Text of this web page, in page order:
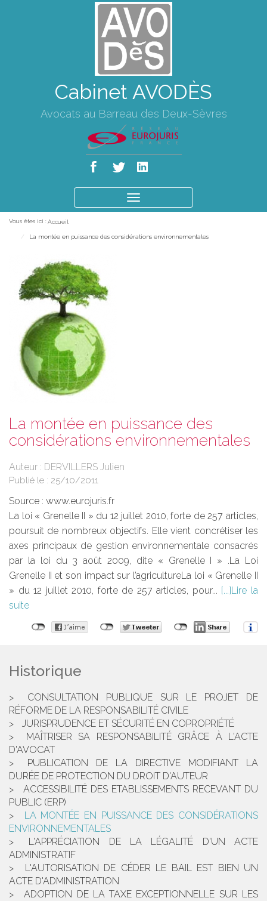
Cabinet AVODÈS
Avocats au Barreau des Deux-Sèvres
le
Vous êtes ici : Accueil
La montée en puissance des considérations environnementales
La montée en puissance des
considérations environnementales
Auteur : DERVILLERS Julien
Publié le : 25/10/2011
Source : www.eurojuris.fr
La loi « Grenelle II » du 12 juillet 2010, forte de 257 articles,
poursuit de nombreux objectifs. Elle vient concrétiser les
axes principaux de gestion environnementale consacrés
par la loi du 3 août 2009, dite « Grenelle I » .La Loi
Grenelle II et son impact sur l’agricultureLa loi « Grenelle II
» du 12 juillet 2010, forte de 257 articles, pour...
Lire la
suite
Historique
CONSULTATION PUBLIQUE SUR LE PROJET DE
RÉFORME DE LA RESPONSABILITÉ CIVILE
JURISPRUDENCE ET SÉCURITÉ EN COPROPRIÉTÉ
MAÎTRISER SA RESPONSABILITÉ GRÂCE À L'ACTE
D'AVOCAT
PUBLICATION DE LA DIRECTIVE MODIFIANT LA
DURÉE DE PROTECTION DU DROIT D'AUTEUR
ACCESSIBILITÉ DES ETABLISSEMENTS RECEVANT DU
PUBLIC (ERP)
LA MONTÉE EN PUISSANCE DES CONSIDÉRATIONS
ENVIRONNEMENTALES
L'APPRÉCIATION DE LA LÉGALITÉ D'UN ACTE
ADMINISTRATIF
L'AUTORISATION DE CÉDER LE BAIL EST BIEN UN
ACTE D'ADMINISTRATION
ADOPTION DE LA TAXE EXCEPTIONNELLE SUR LES